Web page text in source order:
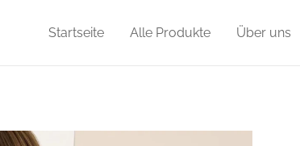
Startseite Alle Produkte Über uns